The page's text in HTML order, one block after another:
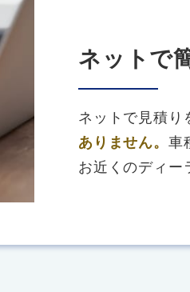
ネットで
ネットで見積り
ありません。 車
お近くのディー